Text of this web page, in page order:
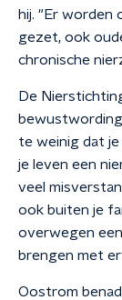
hij. "Er worden
gezet, ook
chronische
De
te weinig dat je
je leven een
veel
ook buiten je
overwegen
brengen met
Oostrom